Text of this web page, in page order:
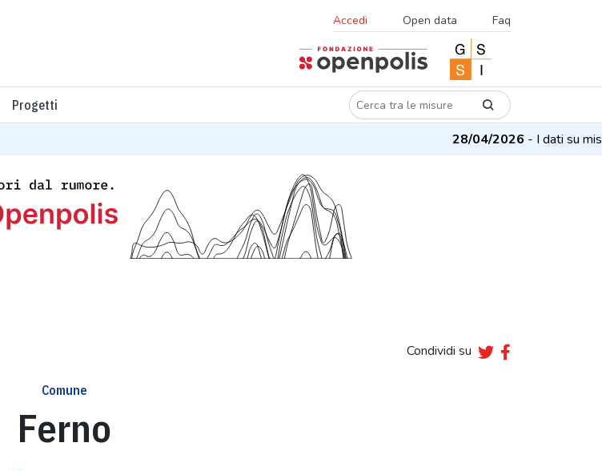
Accedi Open data Faq
Progetti
28/04/2026- I dati su
Condividi su
Comune
Ferno